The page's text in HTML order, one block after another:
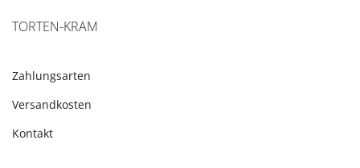
TORTEN-KRAM
Zahlungsarten
Versandkosten
Kontakt